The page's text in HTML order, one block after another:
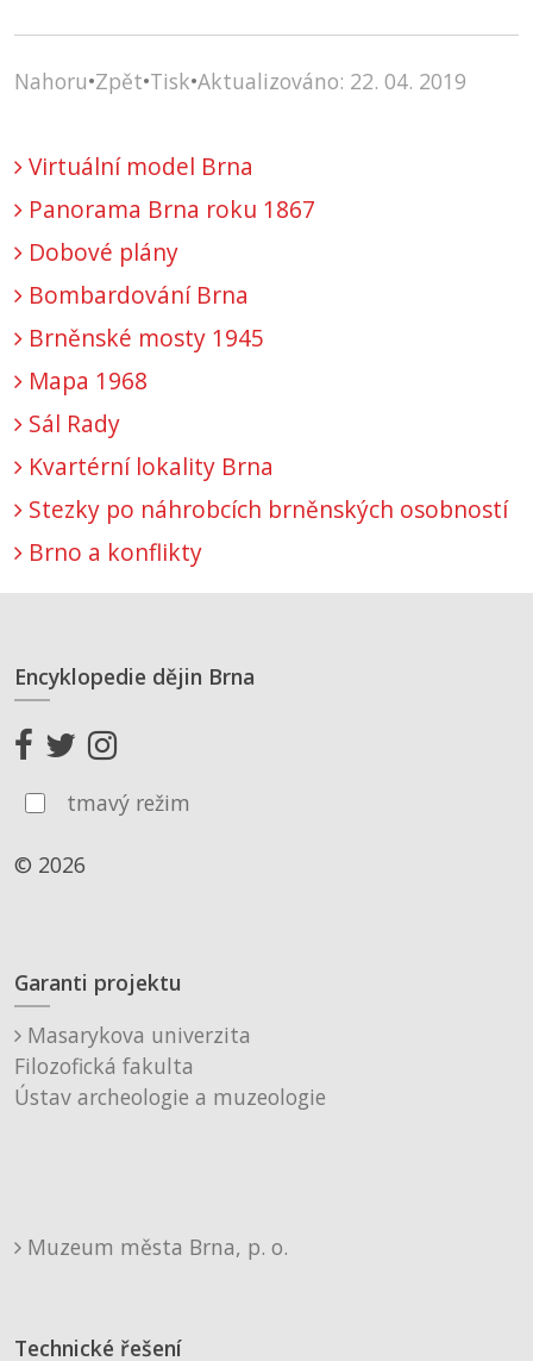
Nahoru•Zpět•Tisk•Aktualizováno: 22. 04. 2019
Virtuální model Brna
Panorama Brna roku 1867
Dobové plány
Bombardování Brna
Brněnské mosty 1945
Mapa 1968
Sál Rady
Kvartérní lokality Brna
Stezky po náhrobcích brněnských osobností
Brno a konflikty
Encyklopedie dějin Brna
tmavý režim
© 2026
Garanti projektu
Masarykova univerzita
Filozofická fakulta
Ústav archeologie a muzeologie
Muzeum města Brna, p. o.
Technické řešení